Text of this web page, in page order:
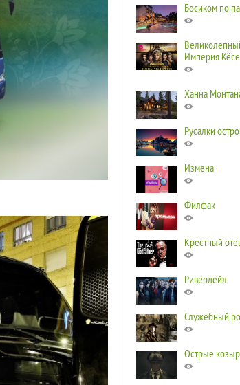
Босиком по
Империя
Ханна
Русалки
Измена
Филфак
Крёстный
Ривердейл
Служебный
Острые